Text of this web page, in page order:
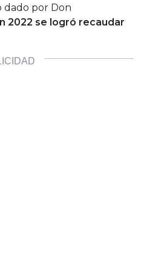
por Don
2022 se logró recaudar